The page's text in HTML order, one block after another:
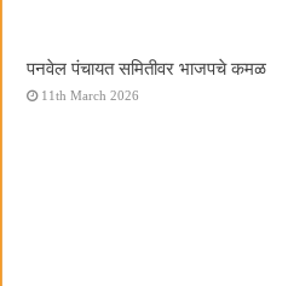
पनवेल पंचायत समितीवर भाजपचे कमळ
11th March 2026